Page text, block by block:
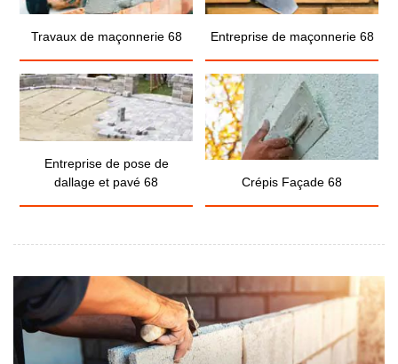
Travaux de maçonnerie 68 Entreprise de maçonnerie 68
Entreprise de pose de
dallage et pavé 68
Crépis Façade 68